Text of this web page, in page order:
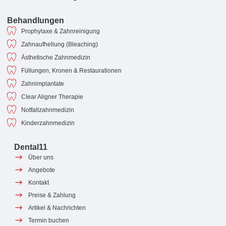
Behandlungen
Prophylaxe & Zahnreinigung
Zahnaufhellung (Bleaching)
Ästhetische Zahnmedizin
Füllungen, Kronen & Restaurationen
Zahnimplantate
Clear Aligner Therapie
Notfallzahnmedizin
Kinderzahnmedizin
Dental11
Über uns
Angebote
Kontakt
Preise & Zahlung
Artikel & Nachrichten
Termin buchen